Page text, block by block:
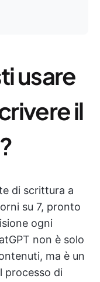
usare
il
di scrittura a
su 7, pronto
ogni
non è solo
ma è un
processo di